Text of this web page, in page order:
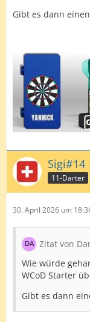
Gibt es dann
Sigi#14
11-Darter
30. April 2026 um
Zitat von
Wie würde
WCoD Starter
Gibt es dann